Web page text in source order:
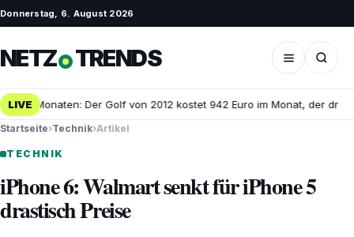
Donnerstag, 6. August 2026
NETZ TRENDS
LIVE
25 Monaten: Der Golf von 2012 kostet 942 Euro im Monat, der
Startseite›Technik›Artikel
TECHNIK
iPhone 6: Walmart senkt für iPhone 5
drastisch Preise